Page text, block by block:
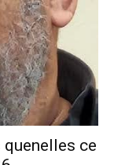
quenelles ce